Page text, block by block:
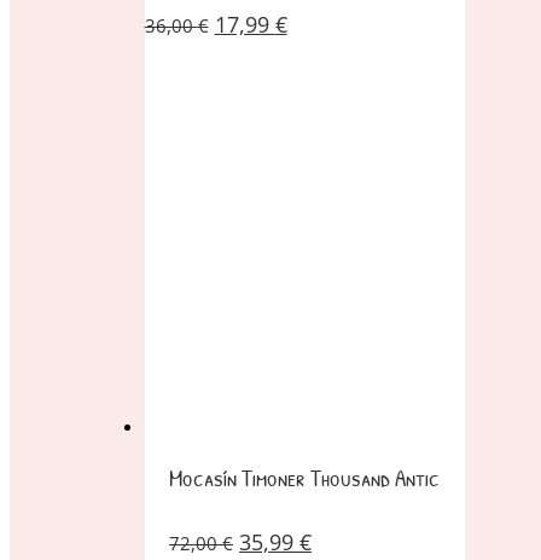
36,00€ 17,99 €
Mocasín Timoner Thousand Antic
72,00€ 35,99 €